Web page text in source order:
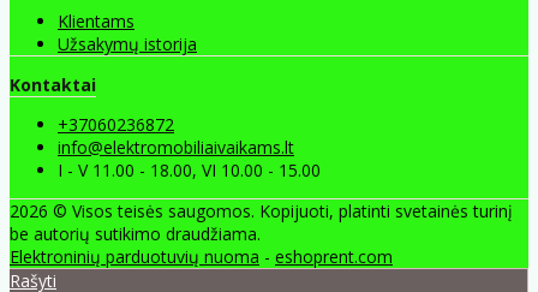
Klientams
Užsakymų istorija
Kontaktai
+37060236872
info@elektromobiliaivaikams.lt
I - V 11.00 - 18.00, VI 10.00 - 15.00
2026 © Visos teisės saugomos. Kopijuoti, platinti svetainės turinį
be autorių sutikimo draudžiama.
Elektroninių parduotuvių nuoma - eshoprent.com
Rašyti